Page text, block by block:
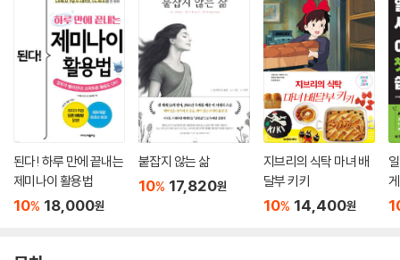
된다! 하루 만에 끝내는
제미나이 활용법
10% 18,000원
붙잡지 않는 삶
10% 17,820원
지브리의 식탁 마녀 배
달부 키키
10% 14,400원